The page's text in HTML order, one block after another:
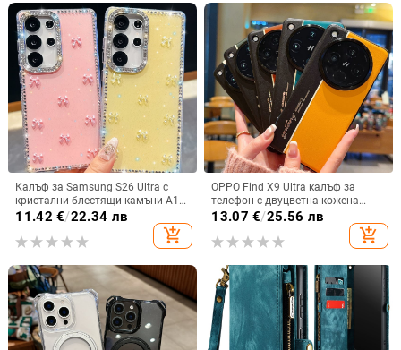
Калъф за Samsung S26 Ultra с
кристални блестящи камъни A17,
A57IMD Aurora Bow и S24FE,
11.42 €/22.34 лв
add_shopping_cart
OPPO Find X9 Ultra калъф за
телефон с двуцветна кожена
текстура и флуоресцентни линии,
13.07 €/25.56 лв
add_shopping_cart